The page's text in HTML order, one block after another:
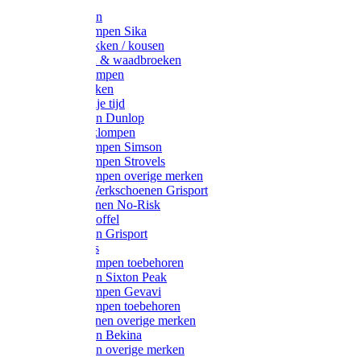
Werksokken
Schoenklompen Sika
Thermo sokken / kousen
Lieslaarzen & waadbroeken
Houten klompen
Wandelsokken
Laarzen vrije tijd
Werklaarzen Dunlop
Kunststof klompen
Schoenklompen Simson
Schoenklompen Strovels
Schoenklompen overige merken
Wandel-/ Werkschoenen Grisport
Werkschoenen No-Risk
Klomppantoffel
Werklaarzen Grisport
Accessoires
Houten klompen toebehoren
Werklaarzen Sixton Peak
Schoenklompen Gevavi
Schoenklompen toebehoren
Werkschoenen overige merken
Werklaarzen Bekina
Werklaarzen overige merken